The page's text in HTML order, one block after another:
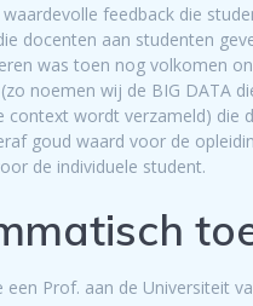
feedback die
docenten aan studenten
was toen nog volkomen
noemen wij de BIG DATA
context wordt verzameld) die
goud waard voor de
de individuele student.
Prof. aan de Universiteit